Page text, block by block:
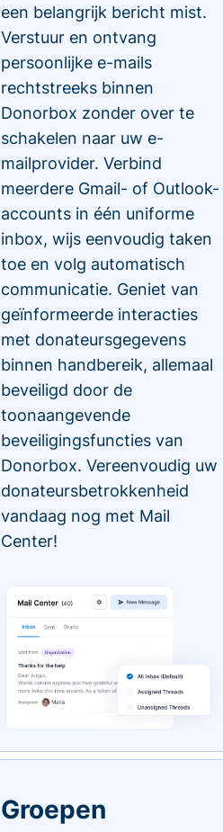
een belangrijk bericht mist.
Verstuur en ontvang
persoonlijke e-mails
rechtstreeks binnen
Donorbox zonder over te
schakelen naar uw e-
mailprovider. Verbind
meerdere Gmail- of Outlook-
accounts in één uniforme
inbox, wijs eenvoudig taken
toe en volg automatisch
communicatie. Geniet van
geïnformeerde interacties
met donateursgegevens
binnen handbereik, allemaal
beveiligd door de
toonaangevende
beveiligingsfuncties van
Donorbox. Vereenvoudig uw
donateursbetrokkenheid
vandaag nog met Mail
Center!
Groepen